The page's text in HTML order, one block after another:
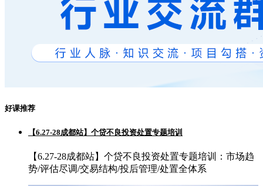
好课推荐
【6.27-28成都站】个贷不良投资处置专题培训
【6.27-28成都站】个贷不良投资处置专题培训：市场趋
势/评估尽调/交易结构/投后管理/处置全体系